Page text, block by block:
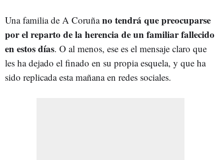
Una familia de A Coruñano tendrá que preocuparse
por el reparto de la herencia de un familiar fallecido
en estos días. O al menos, ese es el mensaje claro que
les ha dejado el finado en su propia esquela, y que ha
sido replicada esta mañana en redes sociales.